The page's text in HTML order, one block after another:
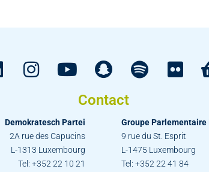
Contact
Demokratesch Partei
2A rue des Capucins
L-1313 Luxembourg
Tel: +352 22 10 21
Groupe Parlementaire
9 rue du St. Esprit
L-1475 Luxembourg
Tel: +352 22 41 84